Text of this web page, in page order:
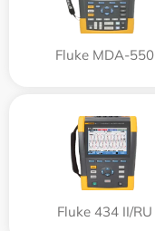
Fluke MDA-550
Fluke 434 II/RU